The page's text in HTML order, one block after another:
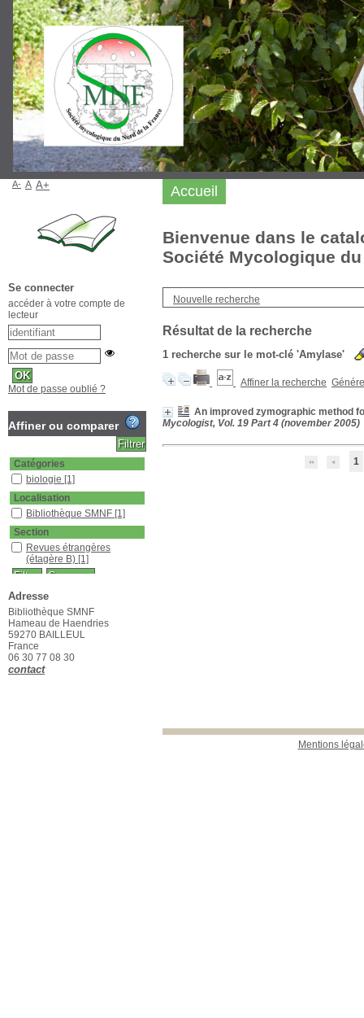
Bienvenue dans le
Société Mycologique
Nouvelle recherche
Résultat de la recherche
1 recherche sur le mot-clé 'Amylase'
Affiner la recherche
An improved zymographic method
Mycologist, Vol. 19 Part 4 (november 2005)
1
Mentions
Accueil
A- A A+
Se connecter
accéder à votre compte de
lecteur
Mot de passe oublié ?
Affiner ou comparer
Catégories
biologie [1]
Localisation
Bibliothèque SMNF [1]
Section
Revues étrangères
(étagère B) [1]
Adresse
Bibliothèque SMNF
Hameau de Haendries
59270 BAILLEUL
France
06 30 77 08 30
contact